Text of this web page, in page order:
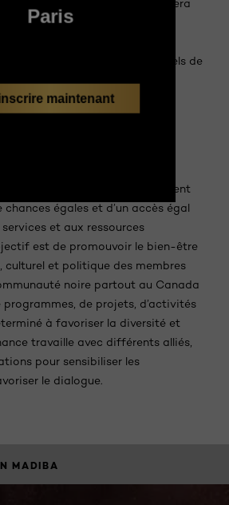
d’une application qui aidera
revenus ainsi que les familles
dans des logements
à divers services essentiels de
de soins maternels, etc.
Chance est fondé sur la
les membres de la société doivent
égales et d’un accès égal
et aux ressources
est de promouvoir le bien-être
culturel et politique des membres
noire partout au Canada
programmes, de projets, d’activités
à favoriser la diversité et
travaille avec différents alliés,
pour sensibiliser les
le dialogue.
MADIBA
Paris
maintenant